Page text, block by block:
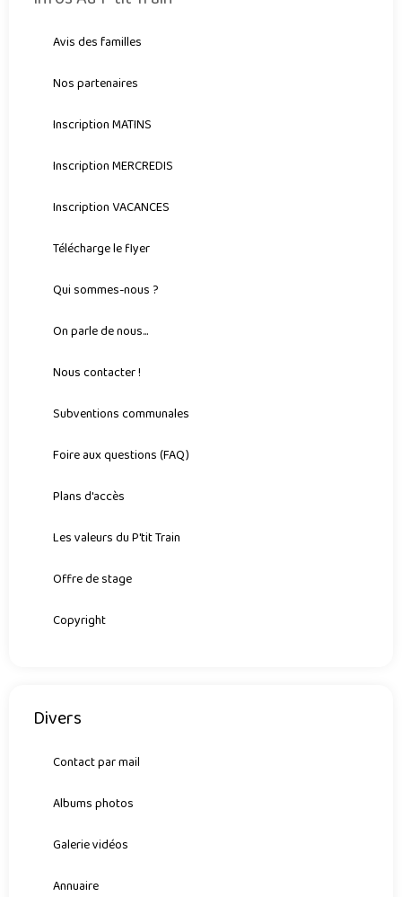
Avis des familles
Nos partenaires
Inscription MATINS
Inscription MERCREDIS
Inscription VACANCES
Télécharge le flyer
Qui sommes-nous ?
On parle de nous...
Nous contacter !
Subventions communales
Foire aux questions (FAQ)
Plans d'accès
Les valeurs du P'tit Train
Offre de stage
Copyright
Divers
Contact par mail
Albums photos
Galerie vidéos
Annuaire